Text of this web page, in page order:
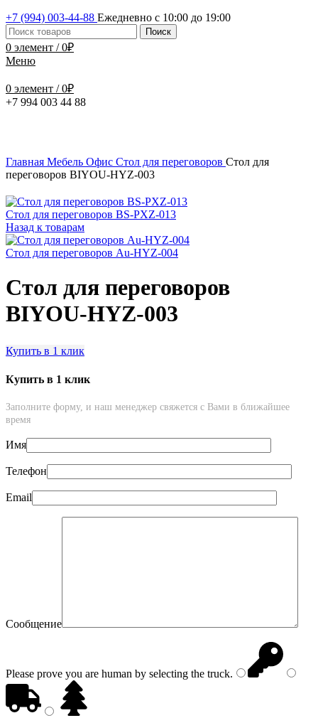
+7 (994) 003-44-88 Ежедневно с 10:00 до 19:00
Поиск
0 элемент / 0₽
Меню
0 элемент / 0₽
+7 994 003 44 88
Главная Мебель Офис Стол для переговоров Стол для
переговоров BIYOU-HYZ-003
Стол для переговоров BS-PXZ-013
Назад к товарам
Стол для переговоров Au-HYZ-004
Стол для переговоров
BIYOU-HYZ-003
Купить в 1 клик
Купить в 1 клик
Заполните форму, и наш менеджер свяжется с Вами в ближайшее
время
Имя
Телефон
Email
Сообщение
Please prove you are human by selecting the truck.